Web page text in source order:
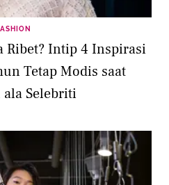
Ribet? Intip 4 Inspirasi
Tetap Modis saat
ala Selebriti